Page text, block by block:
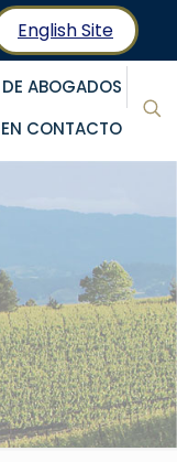
English Site
DE ABOGADOS
CONTACTO